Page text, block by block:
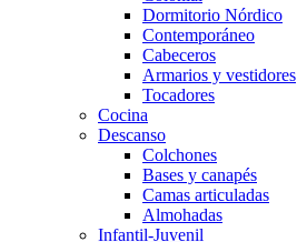
Dormitorio Nórdico
Contemporáneo
Cabeceros
Armarios y vestidores
Tocadores
Cocina
Descanso
Colchones
Bases y canapés
Camas articuladas
Almohadas
Infantil-Juvenil